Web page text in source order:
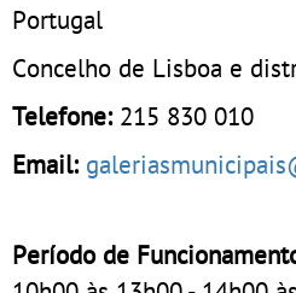
Portugal
Concelho de Lisboa e
Telefone: 215 830 010
Email:
Período de